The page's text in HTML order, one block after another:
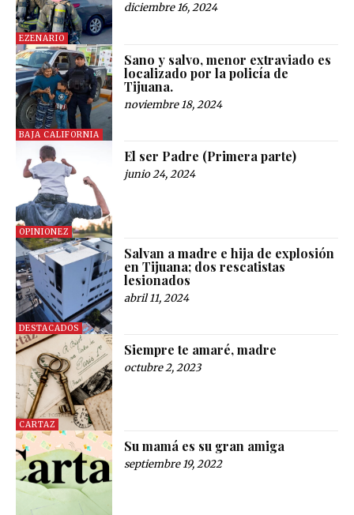
EZENARIO
diciembre 16, 2024
BAJA CALIFORNIA
Sano y salvo, menor extraviado es
localizado por la policía de
Tijuana.
noviembre 18, 2024
OPINIONEZ
El ser Padre (Primera parte)
junio 24, 2024
DESTACADOS
Salvan a madre e hija de explosión
en Tijuana; dos rescatistas
lesionados
abril 11, 2024
CARTAZ
Siempre te amaré, madre
octubre 2, 2023
Su mamá es su gran amiga
septiembre 19, 2022